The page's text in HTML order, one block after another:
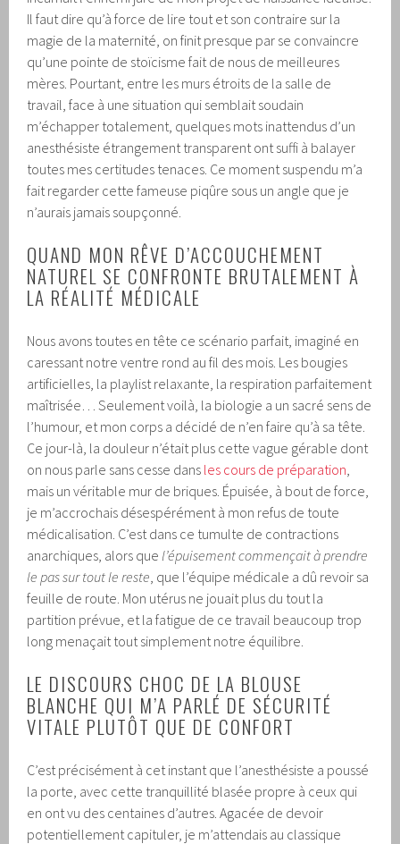
Il faut dire qu’à force de lire tout et son contraire sur la
magie de la maternité, on finit presque par se convaincre
qu’une pointe de stoïcisme fait de nous de meilleures
mères. Pourtant, entre les murs étroits de la salle de
travail, face à une situation qui semblait soudain
m’échapper totalement, quelques mots inattendus d’un
anesthésiste étrangement transparent ont suffi à balayer
toutes mes certitudes tenaces. Ce moment suspendu m’a
fait regarder cette fameuse piqûre sous un angle que je
n’aurais jamais soupçonné.
QUAND MON RÊVE D’ACCOUCHEMENT
NATUREL SE CONFRONTE BRUTALEMENT À
LA RÉALITÉ MÉDICALE
Nous avons toutes en tête ce scénario parfait, imaginé en
caressant notre ventre rond au fil des mois. Les bougies
artificielles, la playlist relaxante, la respiration parfaitement
maîtrisée… Seulement voilà, la biologie a un sacré sens de
l’humour, et mon corps a décidé de n’en faire qu’à sa tête.
Ce jour-là, la douleur n’était plus cette vague gérable dont
on nous parle sans cesse dans les cours de préparation
mais un véritable mur de briques. Épuisée, à bout de force,
je m’accrochais désespérément à mon refus de toute
médicalisation. C’est dans ce tumulte de contractions
anarchiques, alors que l’épuisement commençait à prendre
le pas sur tout le reste , que l’équipe médicale a dû revoir sa
feuille de route. Mon utérus ne jouait plus du tout la
partition prévue, et la fatigue de ce travail beaucoup trop
long menaçait tout simplement notre équilibre.
LE DISCOURS CHOC DE LA BLOUSE
BLANCHE QUI M’A PARLÉ DE SÉCURITÉ
VITALE PLUTÔT QUE DE CONFORT
C’est précisément à cet instant que l’anesthésiste a poussé
la porte, avec cette tranquillité blasée propre à ceux qui
en ont vu des centaines d’autres. Agacée de devoir
potentiellement capituler, je m’attendais au classique